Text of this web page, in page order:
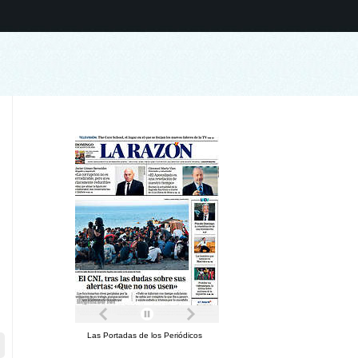
Las Portadas de los Periódicos